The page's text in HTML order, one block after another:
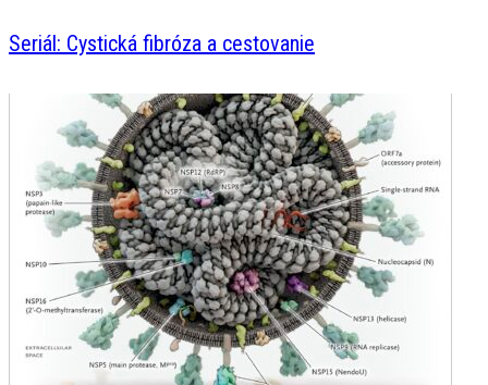
Seriál: Cystická fibróza a cestovanie